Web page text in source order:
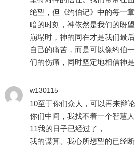
绝望，但《约伯记》中的每一
暗的时刻，神依然是我们的盼
崩塌时，神的同在才是我们最
自己的痛苦，而是可以像约伯
们的伤痛，同时坚定地相信神
w130115
10至于你们众人，可以再来辩论
你们中间，我找不着一个智慧人
11我的日子已经过了，
我的谋算、我心所想望的已经断